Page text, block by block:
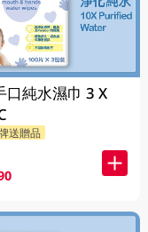
口純水濕巾 3 X
送贈品